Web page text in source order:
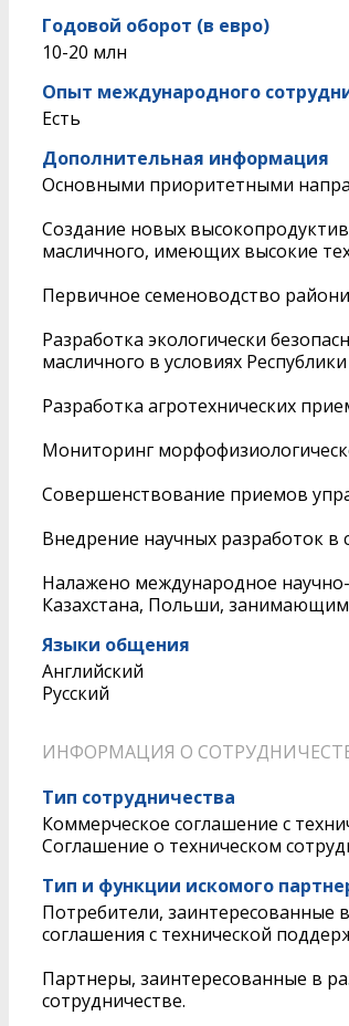
Годовой оборот (в евро)
10-20 млн
Опыт международного
Есть
Дополнительная информация
Основными приоритетными
Создание новых
масличного, имеющих высокие
Первичное семеноводство
Разработка экологически
масличного в условиях
Разработка агротехнических
Мониторинг
Совершенствование приемов
Внедрение научных разработок
Налажено международное
Казахстана, Польши,
Языки общения
Английский
Русский
ИНФОРМАЦИЯ О
Тип сотрудничества
Коммерческое соглашение с
Соглашение о техническом
Тип и функции искомого
Потребители, заинтересованные
соглашения с технической
Партнеры, заинтересованные в
сотрудничестве.